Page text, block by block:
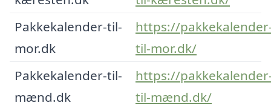
Pakkekalender-til-
mor.dk
https://
til-mor.dk/
Pakkekalender-til-
mænd.dk
https://
til-mænd.dk/